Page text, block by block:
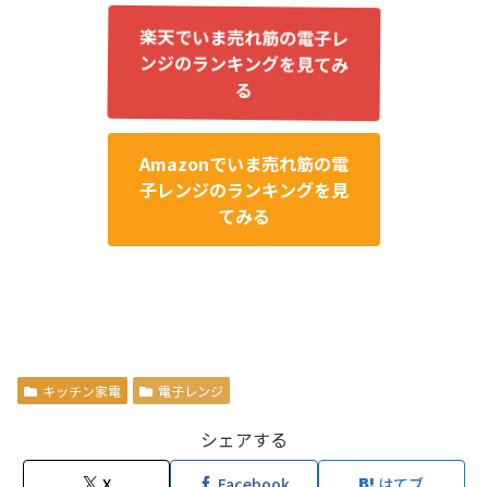
楽天でいま売れ筋の電子レ
ンジのランキングを見てみ
る
Amazonでいま売れ筋の電
子レンジのランキングを見
てみる